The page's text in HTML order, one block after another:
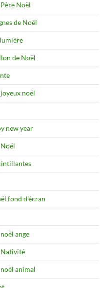
Noël
de Noël
de Noël
noël
new year
fond d’écran
ange
animal